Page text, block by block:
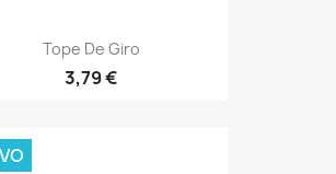
Tope De Giro
3,79 €